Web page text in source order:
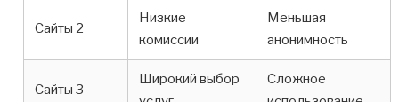
Сайты 2
Низкие
комиссии
Меньшая
анонимность
Сайты 3
Широкий выбор
Сложное